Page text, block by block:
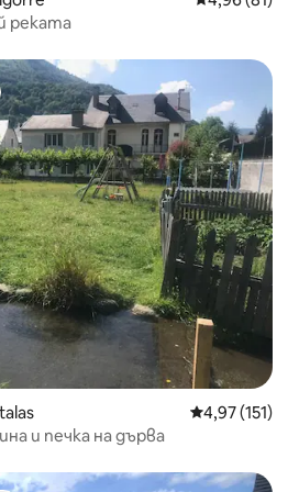
реката
Средна
4,97 (151)
и печка на дърва